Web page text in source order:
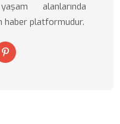
alanlarında
haber platformudur.